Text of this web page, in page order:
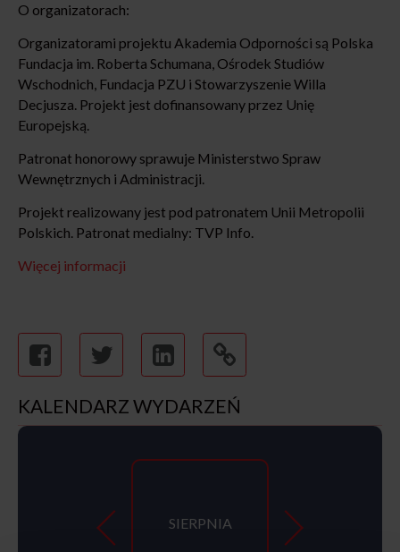
O organizatorach:
Organizatorami projektu Akademia Odporności są Polska
Fundacja im. Roberta Schumana, Ośrodek Studiów
Wschodnich, Fundacja PZU i Stowarzyszenie Willa
Decjusza. Projekt jest dofinansowany przez Unię
Europejską.
Patronat honorowy sprawuje Ministerstwo Spraw
Wewnętrznych i Administracji.
Projekt realizowany jest pod patronatem Unii Metropolii
Polskich. Patronat medialny: TVP Info.
Więcej informacji
KALENDARZ WYDARZEŃ
SIERPNIA